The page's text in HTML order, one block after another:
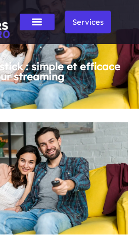
Services
: simple et efficace
streaming